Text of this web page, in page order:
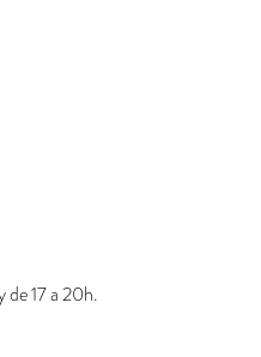
de 17 a 20h.